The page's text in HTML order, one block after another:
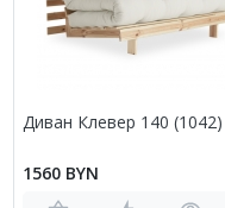
Диван Клевер 140 (1042)
1560 BYN